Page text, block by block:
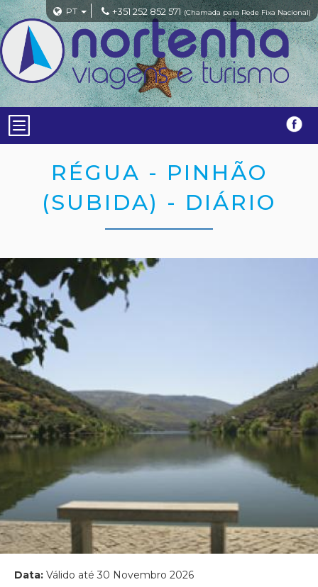
PT +351 252 852 571 (Chamada para Rede Fixa Nacional)
RÉGUA - PINHÃO
(SUBIDA) - DIÁRIO
Data: Válido até 30 Novembro 2026